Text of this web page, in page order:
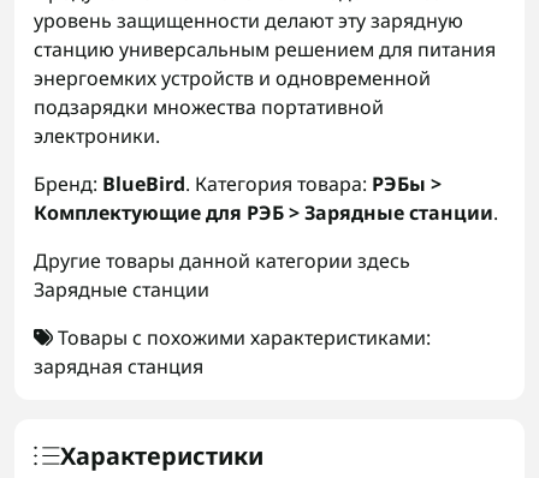
уровень защищенности делают эту зарядную
станцию универсальным решением для питания
энергоемких устройств и одновременной
подзарядки множества портативной
электроники.
Бренд: BlueBird. Категория товара: РЭБы >
Комплектующие для РЭБ > Зарядные станции.
Другие товары данной категории здесь
Зарядные станции
Товары с похожими характеристиками:
зарядная станция
Характеристики